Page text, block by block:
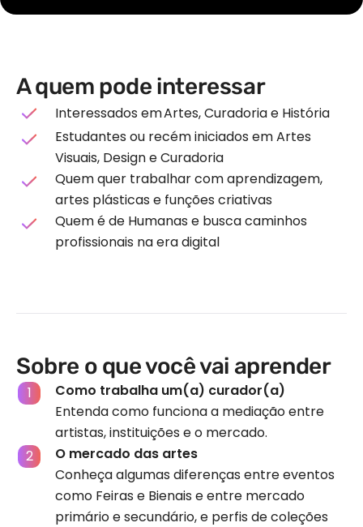
A quem pode interessar
Interessados em Artes, Curadoria e História
Estudantes ou recém iniciados em Artes
Visuais, Design e Curadoria
Quem quer trabalhar com aprendizagem,
artes plásticas e funções criativas
Quem é de Humanas e busca caminhos
profissionais na era digital
Sobre o que você vai aprender
Como trabalha um(a) curador(a)
Entenda como funciona a mediação entre
artistas, instituições e o mercado.
O mercado das artes
Conheça algumas diferenças entre eventos
como Feiras e Bienais e entre mercado
primário e secundário, e perfis de coleções